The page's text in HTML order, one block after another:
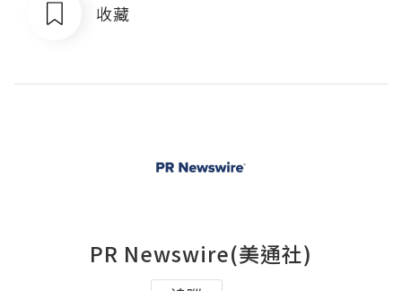
收藏
PR Newswire(美通社)